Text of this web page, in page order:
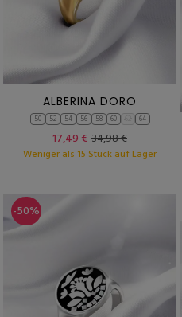
ALBERINA DORO
50 52 54 56 58 60 64
17,49 € 34,98 €
Weniger als 15 Stück auf Lager
-50%